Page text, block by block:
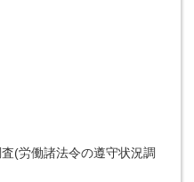
(労働諸法令の遵守状況調